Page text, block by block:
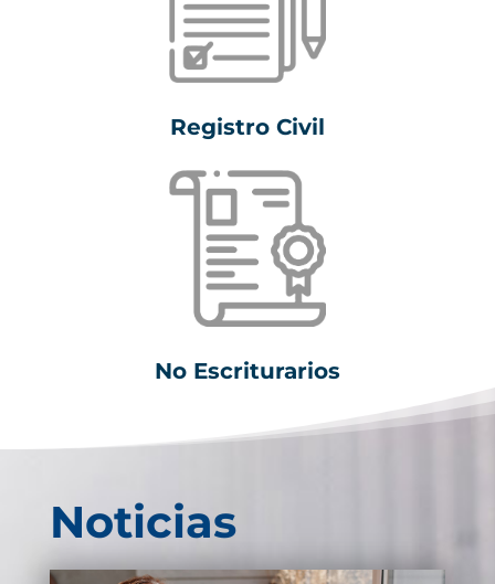
Registro Civil
No Escriturarios
Noticias